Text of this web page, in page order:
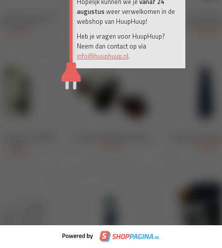
augustus weer verwelkomen in de
webshop van HuupHuup!
Heb je vragen voor HuupHuup?
Neem dan contact op via
info@huuphuup.nl.